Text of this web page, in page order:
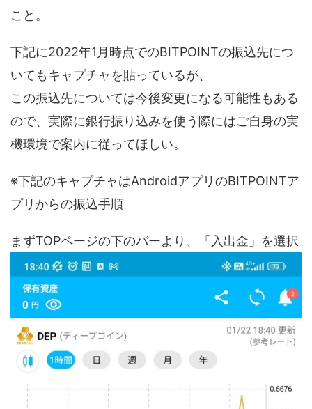
こと。
下記に2022年1月時点でのBITPOINTの振込先につ
いてもキャプチャを貼っているが、
この振込先については今後変更になる可能性もある
ので、実際に銀行振り込みを使う際にはご自身の実
機環境で案内に従ってほしい。
※下記のキャプチャはAndroidアプリのBITPOINTア
プリからの振込手順
まずTOPページの下のバーより、「入出金」を選択